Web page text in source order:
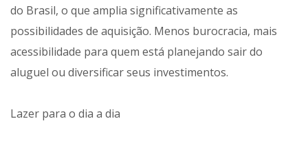
do Brasil, o que amplia significativamente as
possibilidades de aquisição. Menos burocracia, mais
acessibilidade para quem está planejando sair do
aluguel ou diversificar seus investimentos.
Lazer para o dia a dia